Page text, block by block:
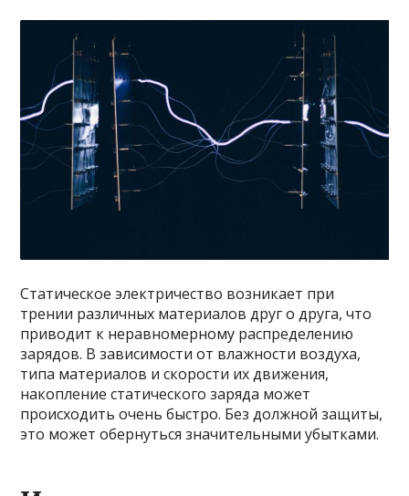
Статическое электричество возникает при
трении различных материалов друг о друга, что
приводит к неравномерному распределению
зарядов. В зависимости от влажности воздуха,
типа материалов и скорости их движения,
накопление статического заряда может
происходить очень быстро. Без должной защиты,
это может обернуться значительными убытками.